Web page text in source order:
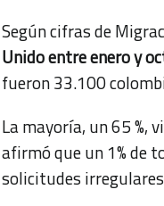
Según cifras de
Unido entre enero y
fueron 33.100
La mayoría, un 65 %,
afirmó que un 1% de
solicitudes